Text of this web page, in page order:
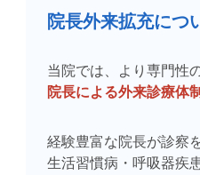
院長外来拡充につ
当院では、より専門性
院長による外来診療体
経験豊富な院長が診察
生活習慣病・呼吸器疾